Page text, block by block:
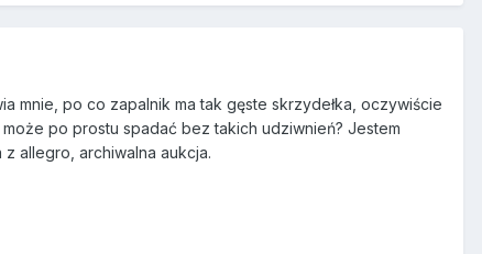
mnie, po co zapalnik ma tak gęste skrzydełka, oczywiście
po prostu spadać bez takich udziwnień? Jestem
allegro, archiwalna aukcja.